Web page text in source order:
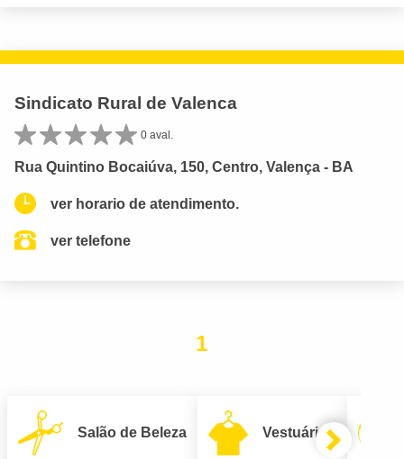
Sindicato Rural de Valenca
0 aval.
Rua Quintino Bocaiúva, 150, Centro, Valença - BA
ver horario de atendimento.
ver telefone
1
Salão de Beleza Vestuário